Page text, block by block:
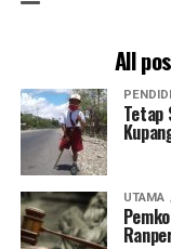
All
Tetap
UTAMA